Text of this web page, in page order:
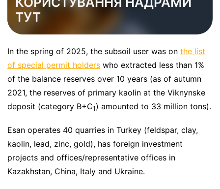
ТУТ
In the spring of 2025, the subsoil user was on the list
of special permit holders who extracted less than 1%
of the balance reserves over 10 years (as of autumn
2021, the reserves of primary kaolin at the Viknynske
deposit (category B+C1) amounted to 33 million tons).
Esan operates 40 quarries in Turkey (feldspar, clay,
kaolin, lead, zinc, gold), has foreign investment
projects and offices/representative offices in
Kazakhstan, China, Italy and Ukraine.